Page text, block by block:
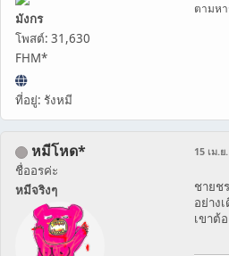
มังกร
โพสต์: 31,630
FHM*
ที่อยู่: รังหมี
ตามห
หมีโหด*
ชื่ออรค่ะ
หมีจริงๆ
15 เม.
ชายช
อย่าง
เขาต้